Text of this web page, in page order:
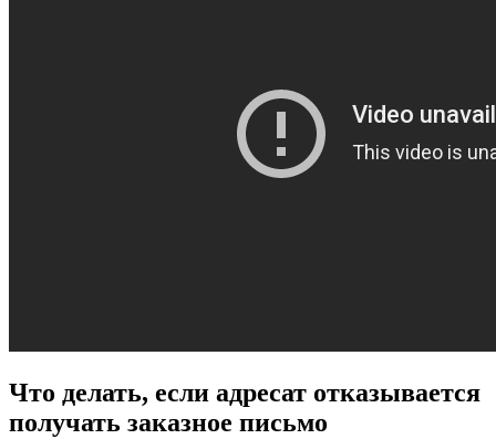
Что делать, если адресат отказывается
получать заказное письмо